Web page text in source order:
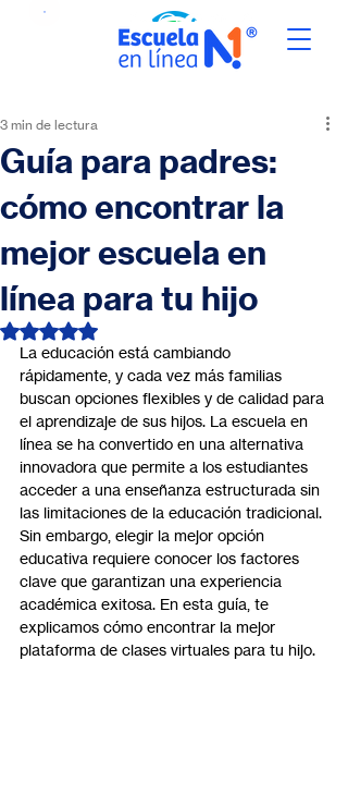
Guía para padres:
cómo encontrar la
mejor escuela en
línea para tu hijo
3 min de lectura
Obtuvo NaN de 5 estrellas.
La educación está cambiando
rápidamente, y cada vez más familias
buscan opciones flexibles y de calidad para
el aprendizaje de sus hijos. La escuela en
línea se ha convertido en una alternativa
innovadora que permite a los estudiantes
acceder a una enseñanza estructurada sin
las limitaciones de la educación tradicional.
Sin embargo, elegir la mejor opción
educativa requiere conocer los factores
clave que garantizan una experiencia
académica exitosa. En esta guía, te
explicamos cómo encontrar la mejor
plataforma de clases virtuales para tu hijo.